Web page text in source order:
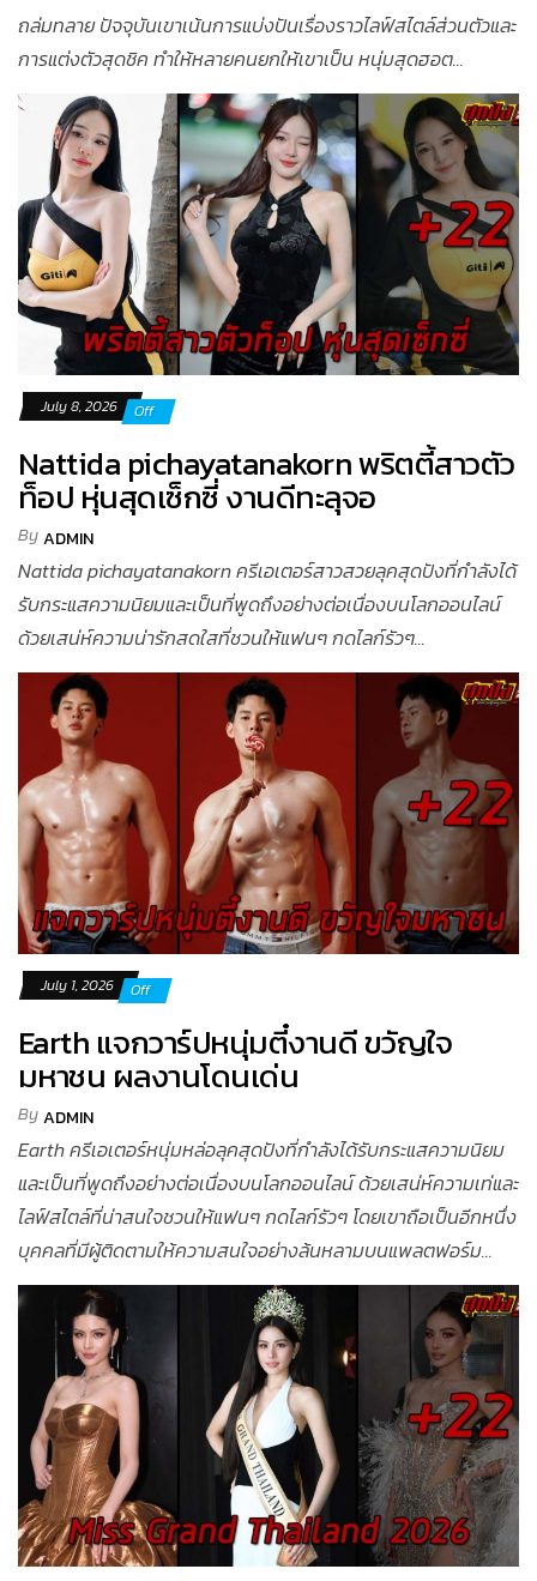
ถล่มทลาย ปัจจุบันเขาเน้นการแบ่งปันเรื่องราวไลฟ์สไตล์ส่วนตัวและ
การแต่งตัวสุดชิค ทำให้หลายคนยกให้เขาเป็น หนุ่มสุดฮอต...
July 8, 2026 Off
Nattida pichayatanakorn พริตตี้สาวตัว
ท็อป หุ่นสุดเซ็กซี่ งานดีทะลุจอ
ByADMIN
Nattida pichayatanakorn ครีเอเตอร์สาวสวยลุคสุดปังที่กำลังได้
รับกระแสความนิยมและเป็นที่พูดถึงอย่างต่อเนื่องบนโลกออนไลน์
ด้วยเสน่ห์ความน่ารักสดใสที่ชวนให้แฟนๆ กดไลก์รัวๆ...
July 1, 2026 Off
Earth แจกวาร์ปหนุ่มตี๋งานดี ขวัญใจ
มหาชน ผลงานโดนเด่น
ByADMIN
Earth ครีเอเตอร์หนุ่มหล่อลุคสุดปังที่กำลังได้รับกระแสความนิยม
และเป็นที่พูดถึงอย่างต่อเนื่องบนโลกออนไลน์ ด้วยเสน่ห์ความเท่และ
ไลฟ์สไตล์ที่น่าสนใจชวนให้แฟนๆ กดไลก์รัวๆ โดยเขาถือเป็นอีกหนึ่ง
บุคคลที่มีผู้ติดตามให้ความสนใจอย่างล้นหลามบนแพลตฟอร์ม...